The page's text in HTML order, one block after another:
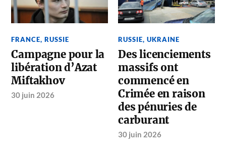
FRANCE,RUSSIE
Campagne pour la
libération d’Azat
Miftakhov
30 juin 2026
RUSSIE,UKRAINE
Des licenciements
massifs ont
commencé en
Crimée en raison
des pénuries de
carburant
30 juin 2026